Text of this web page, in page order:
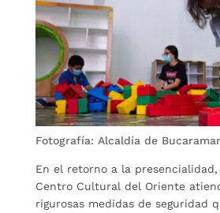
Fotografía: Alcaldía de
En el retorno a la
Centro Cultural del Oriente
rigurosas medidas de seguridad